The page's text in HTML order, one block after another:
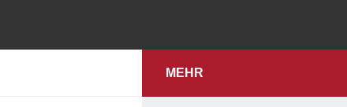
MEHR